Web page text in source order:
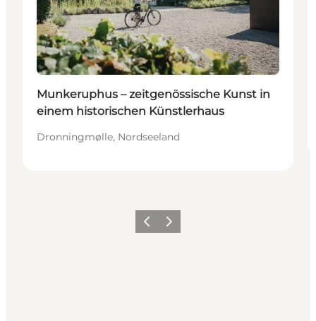
Munkeruphus – zeitgenössische Kunst in
einem historischen Künstlerhaus
Dronningmølle, Nordseeland
ZurückWeiter